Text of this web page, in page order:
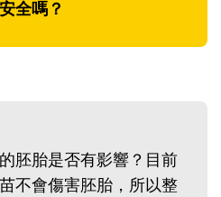
全嗎？
胚胎是否有影響？目前
不會傷害胚胎，所以整